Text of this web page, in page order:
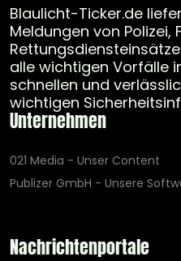
Blaulicht-Ticker.de
Meldungen von Polizei,
alle wichtigen Vorfälle
schnellen und
wichtigen
Unternehmen
021 Media - Unser Content
Publizer GmbH - Unsere
Nachrichtenportale